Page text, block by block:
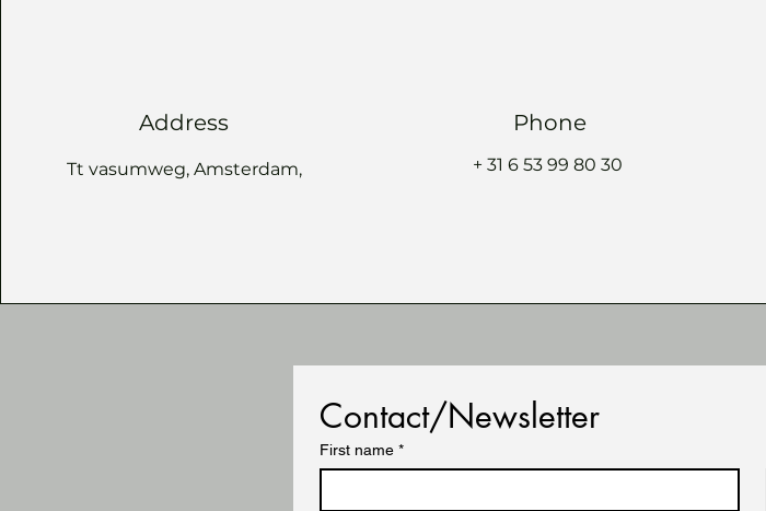
Address
Tt vasumweg, Amsterdam,
Phone
+ 31 6 53 99 80 30
Contact/Newsletter
First name *